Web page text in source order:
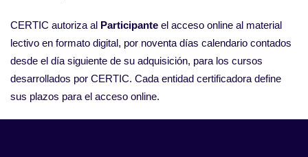
CERTIC autoriza al Participante el acceso online al material
lectivo en formato digital, por noventa días calendario contados
desde el día siguiente de su adquisición, para los cursos
desarrollados por CERTIC. Cada entidad certificadora define
sus plazos para el acceso online.